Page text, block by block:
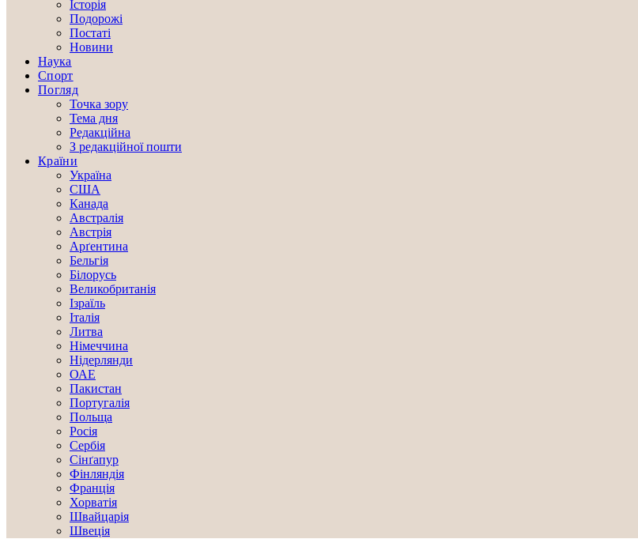
Історія
Подорожі
Постаті
Новини
Наука
Спорт
Погляд
Точка зору
Тема дня
Редакційна
З редакційної пошти
Країни
Україна
США
Канада
Австралія
Австрія
Арґентина
Бельгія
Білорусь
Великобританія
Ізраїль
Італія
Литва
Німеччина
Нідерлянди
ОАЕ
Пакистан
Португалія
Польща
Росія
Сербія
Сінґапур
Фінляндія
Франція
Хорватія
Швайцарія
Швеція